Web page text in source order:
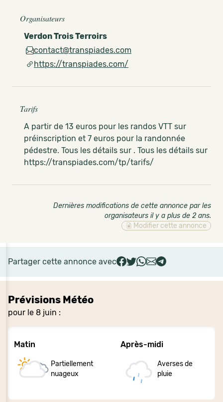
Prévisions Météo
pour le 8 juin :
Matin
Partiellement
nuageux
Après-midi
Averses de
pluie
Organisateurs
Verdon Trois Terroirs
contact@transpiades.com
https://transpiades.com/
Tarifs
A partir de 13 euros pour les randos VTT sur
préinscription et 7 euros pour la randonnée
pédestre. Tous les détails sur . Tous les détails sur
https://transpiades.com/tp/tarifs/
Dernières modifications de cette annonce par les
organisateurs il y a plus de 2 ans.
Modifier cette annonce
Partager cette annonce avec